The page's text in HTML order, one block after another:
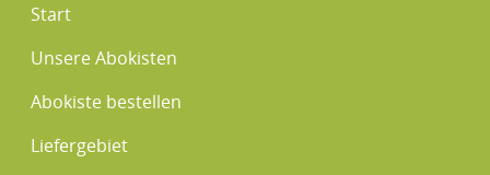
Start
Unsere Abokisten
Abokiste bestellen
Liefergebiet